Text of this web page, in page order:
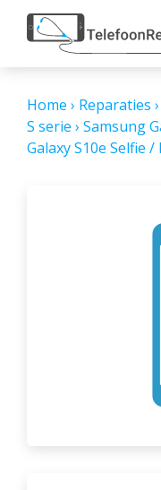
Home › Reparaties ›
S serie › Samsung
Galaxy S10e Selfie